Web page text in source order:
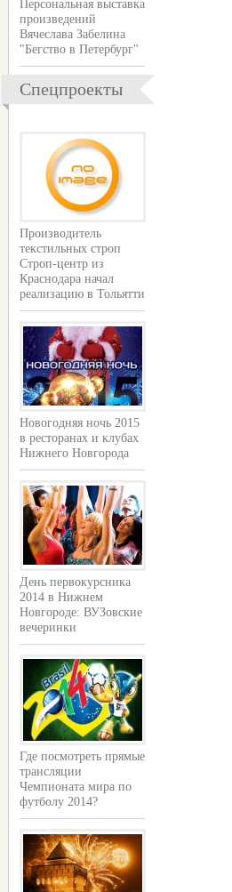
Персональная выставка
произведений
Вячеслава Забелина
"Бегство в Петербург"
Спецпроекты
Производитель
текстильных строп
Строп-центр из
Краснодара начал
реализацию в Тольятти
Новогодняя ночь 2015
в ресторанах и клубах
Нижнего Новгорода
День первокурсника
2014 в Нижнем
Новгороде: ВУЗовские
вечеринки
Где посмотреть прямые
трансляции
Чемпионата мира по
футболу 2014?